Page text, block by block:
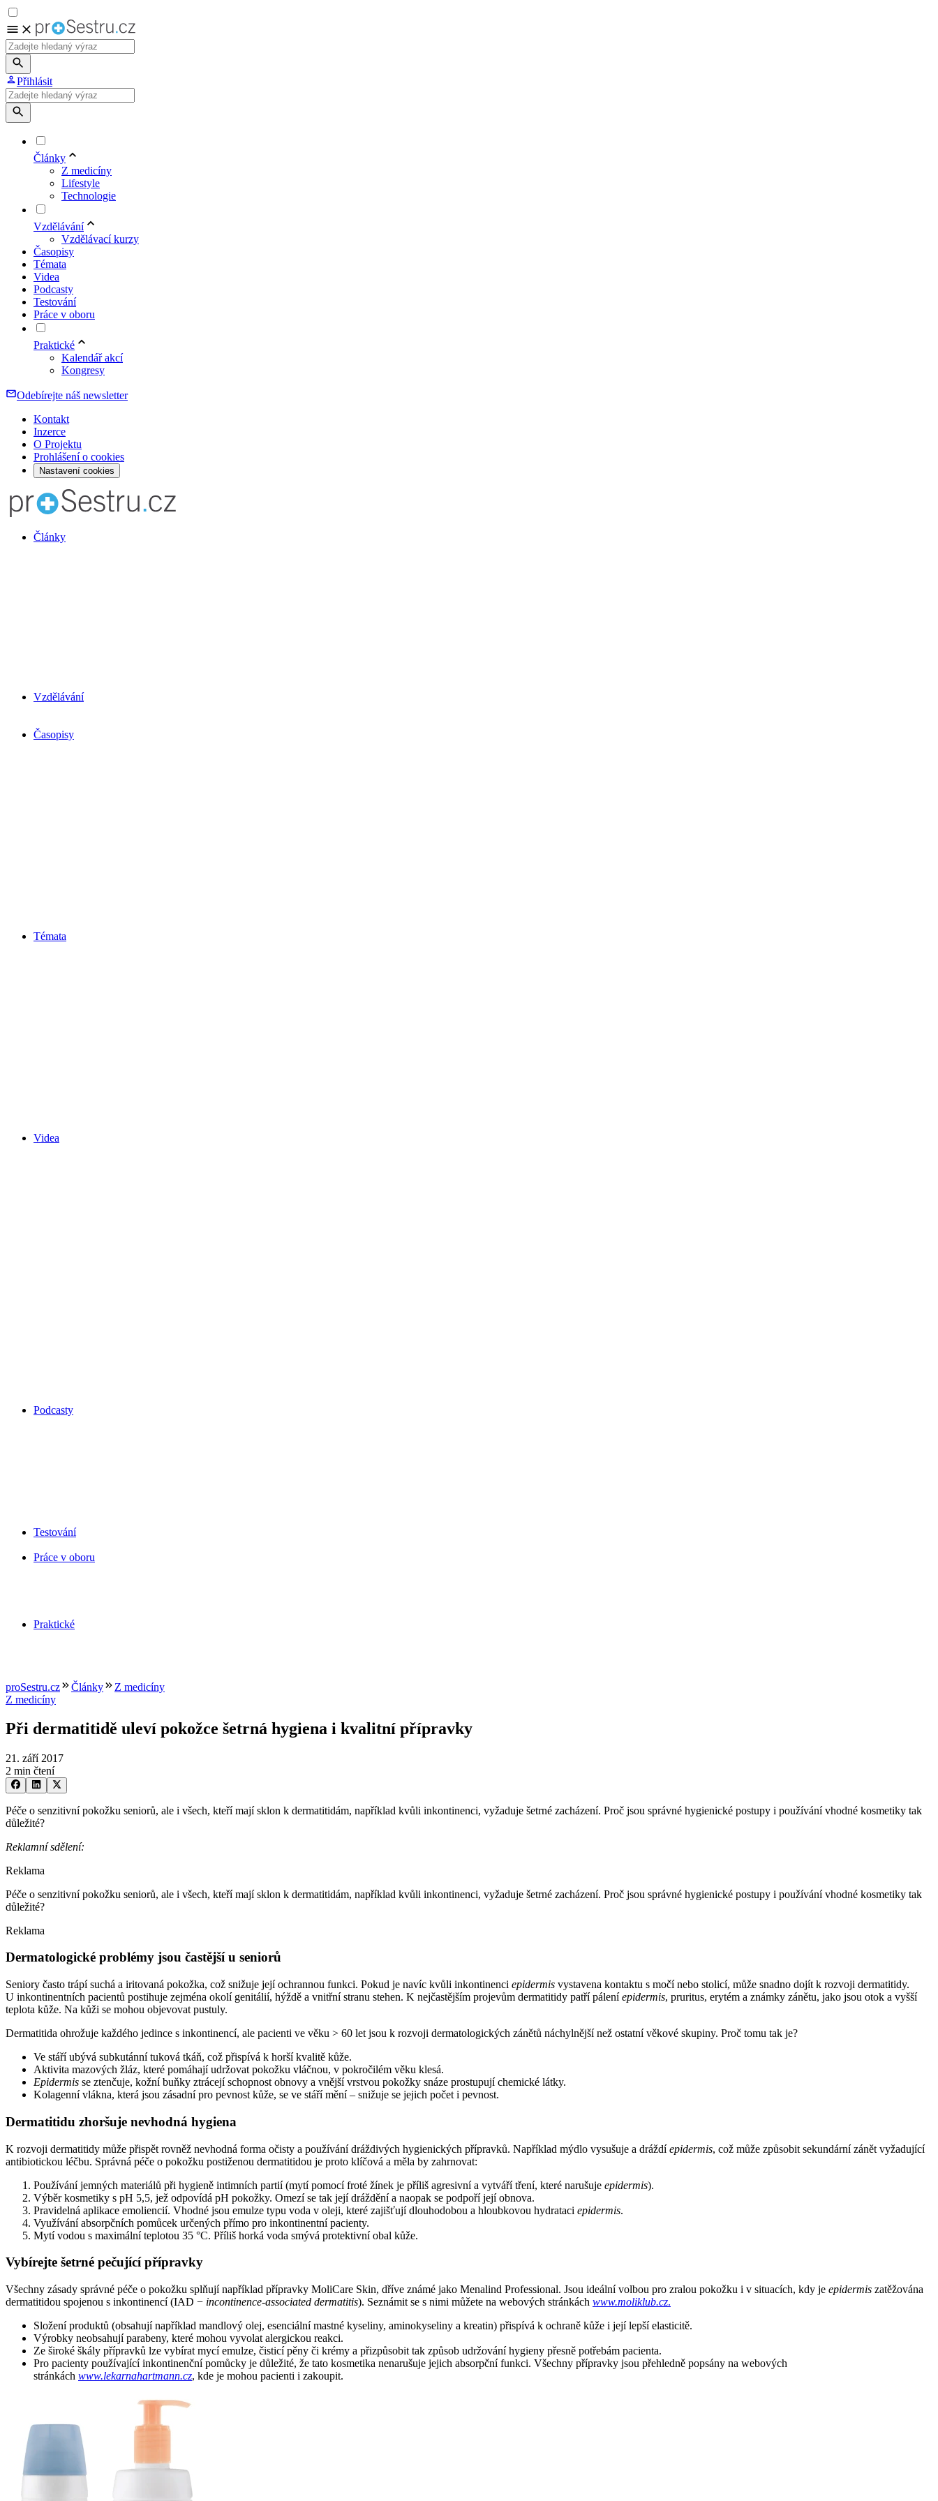
Přihlásit
Články
Z medicíny
Lifestyle
Technologie
Vzdělávání
Vzdělávací kurzy
Časopisy
Témata
Videa
Podcasty
Testování
Práce v oboru
Praktické
Kalendář akcí
Kongresy
Odebírejte náš newsletter
Kontakt
Inzerce
O Projektu
Prohlášení o cookies
Nastavení cookies
Články
Vzdělávání
Časopisy
Témata
Videa
Podcasty
Testování
Práce v oboru
Praktické
proSestru.cz Články
Z medicíny
Z medicíny
Při dermatitidě uleví pokožce šetrná hygiena i kvalitní přípravky
21. září 2017
2 min čtení
Péče o senzitivní pokožku seniorů, ale i všech, kteří mají sklon k dermatitidám, například kvůli inkontinenci, vyžaduje šetrné zacházení. Proč jsou správné hygienické postupy i používání vhodné kosmetiky tak
důležité?
Reklamní sdělení:
Reklama
Péče o senzitivní pokožku seniorů, ale i všech, kteří mají sklon k dermatitidám, například kvůli inkontinenci, vyžaduje šetrné zacházení. Proč jsou správné hygienické postupy i používání vhodné kosmetiky tak
důležité?
Reklama
Dermatologické problémy jsou častější u seniorů
Seniory často trápí suchá a iritovaná pokožka, což snižuje její ochrannou funkci. Pokud je navíc kvůli inkontinenci epidermis vystavena kontaktu s močí nebo stolicí, může snadno dojít k rozvoji dermatitidy.
U inkontinentních pacientů postihuje zejména okolí genitálií, hýždě a vnitřní stranu stehen. K nejčastějším projevům dermatitidy patří páleníepidermis, pruritus, erytém a známky zánětu, jako jsou otok a vyšší
teplota kůže. Na kůži se mohou objevovat pustuly.
Dermatitida ohrožuje každého jedince s inkontinencí, ale pacienti ve věku > 60 let jsou k rozvoji dermatologických zánětů náchylnější než ostatní věkové skupiny. Proč tomu tak je?
Ve stáří ubývá subkutánní tuková tkáň, což přispívá k horší kvalitě kůže.
Aktivita mazových žláz, které pomáhají udržovat pokožku vláčnou, v pokročilém věku klesá.
Epidermis se ztenčuje, kožní buňky ztrácejí schopnost obnovy a vnější vrstvou pokožky snáze prostupují chemické látky.
Kolagenní vlákna, která jsou zásadní pro pevnost kůže, se ve stáří mění –⁠ snižuje se jejich počet i pevnost.
Dermatitidu zhoršuje nevhodná hygiena
K rozvoji dermatitidy může přispět rovněž nevhodná forma očisty a používání dráždivých hygienických přípravků. Například mýdlo vysušuje a dráždíepidermis, což může způsobit sekundární zánět vyžadující
antibiotickou léčbu. Správná péče o pokožku postiženou dermatitidou je proto klíčová a měla by zahrnovat:
Používání jemných materiálů při hygieně intimních partií (mytí pomocí froté žínek je příliš agresivní a vytváří tření, které narušuje epidermis).
Výběr kosmetiky s pH 5,5, jež odpovídá pH pokožky. Omezí se tak její dráždění a naopak se podpoří její obnova.
Pravidelná aplikace emoliencií. Vhodné jsou emulze typu voda v oleji, které zajišťují dlouhodobou a hloubkovou hydrataci epidermis.
Využívání absorpčních pomůcek určených přímo pro inkontinentní pacienty.
Mytí vodou s maximální teplotou 35 °C. Příliš horká voda smývá protektivní obal kůže.
Vybírejte šetrné pečující přípravky
Všechny zásady správné péče o pokožku splňují například přípravky MoliCare Skin, dříve známé jako Menalind Professional. Jsou ideální volbou pro zralou pokožku i v situacích, kdy je epidermis zatěžována
dermatitidou spojenou s inkontinencí (IAD −⁠ incontinence-associated dermatitis). Seznámit se s nimi můžete na webových stránkách www.moliklub.cz.
Složení produktů (obsahují například mandlový olej, esenciální mastné kyseliny, aminokyseliny a kreatin) přispívá k ochraně kůže i její lepší elasticitě.
Výrobky neobsahují parabeny, které mohou vyvolat alergickou reakci.
Ze široké škály přípravků lze vybírat mycí emulze, čisticí pěny či krémy a přizpůsobit tak způsob udržování hygieny přesně potřebám pacienta.
Pro pacienty používající inkontinenční pomůcky je důležité, že tato kosmetika nenarušuje jejich absorpční funkci. Všechny přípravky jsou přehledně popsány na webových
stránkách www.lekarnahartmann.cz, kde je mohou pacienti i zakoupit.